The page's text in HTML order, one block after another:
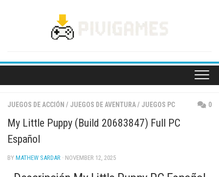
JUEGOS DE ACCIÓN / JUEGOS DE AVENTURA/ JUEGOS PC 0
My Little Puppy (Build 20683847) Full PC
Español
BY MATHEW SARDAR · NOVEMBER 12, 2025